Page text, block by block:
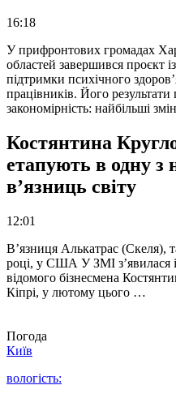
16:18
У прифронтових громадах
областей завершився проєкт
підтримки психічного
працівників. Його
закономірність: найбільші
Костянтина
етапують в одну з
в’язниць світу
12:01
В’язниця Алькатрас (Скеля),
році, у США У ЗМІ з’явилася
відомого бізнесмена
Кіпрі, у лютому цього …
Погода
Київ
вологість: